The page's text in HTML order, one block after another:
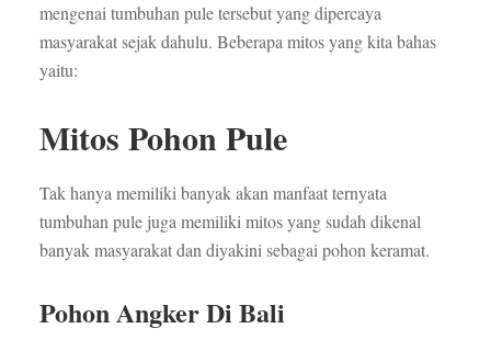
mengenai tumbuhan pule tersebut yang dipercaya
masyarakat sejak dahulu. Beberapa mitos yang kita bahas
yaitu:
Mitos Pohon Pule
Tak hanya memiliki banyak akan manfaat ternyata
tumbuhan pule juga memiliki mitos yang sudah dikenal
banyak masyarakat dan diyakini sebagai pohon keramat.
Pohon Angker Di Bali